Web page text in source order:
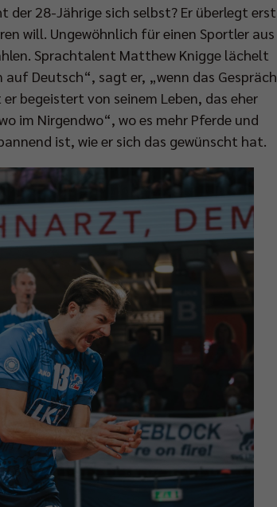
der 28-Jährige sich selbst? Er überlegt erst
will. Ungewöhnlich für einen Sportler aus
Sprachtalent Matthew Knigge lächelt
Deutsch“, sagt er, „wenn das Gespräch
begeistert von seinem Leben, das eher
im Nirgendwo“, wo es mehr Pferde und
ist, wie er sich das gewünscht hat.